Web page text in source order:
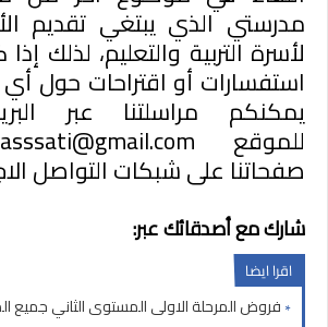
مدرستي الذي يبتغي تقديم
لأسرة التربية والتعليم، لذلك
استفسارات أو اقتراحات حول
يمكنكم مراسلتنا عبر
للموقع
صفحاتنا على شبكات التواصل
شارك مع أصدقائك عبر:
اقرا ايضا
فروض المرحلة الاولى المستوى الثاني جميع